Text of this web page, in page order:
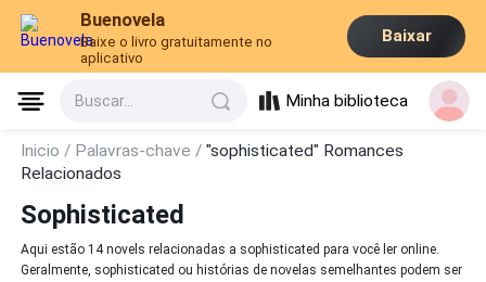
Buenovela
Baixe o livro gratuitamente no
aplicativo
Baixar
Buscar... Minha biblioteca
Inicio / Palavras-chave /"sophisticated" Romances
Relacionados
Sophisticated
Aqui estão 14 novels relacionadas a sophisticated para você ler online.
Geralmente, sophisticated ou histórias de novelas semelhantes podem ser